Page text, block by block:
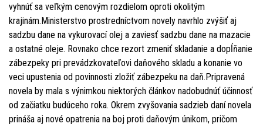
vyhnúť sa veľkým cenovým rozdielom oproti okolitým
krajinám.Ministerstvo prostredníctvom novely navrhlo zvýšiť aj
sadzbu dane na vykurovací olej a zaviesť sadzbu dane na mazacie
a ostatné oleje. Rovnako chce rezort zmeniť skladanie a dopĺňanie
zábezpeky pri prevádzkovateľovi daňového skladu a konanie vo
veci upustenia od povinnosti zložiť zábezpeku na daň.Pripravená
novela by mala s výnimkou niektorých článkov nadobudnúť účinnosť
od začiatku budúceho roka. Okrem zvyšovania sadzieb daní novela
prináša aj nové opatrenia na boj proti daňovým únikom, pričom